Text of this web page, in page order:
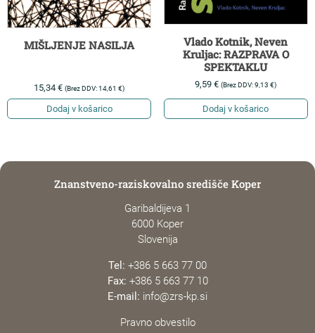
MIŠLJENJE NASILJA
15,34€ (Brez DDV:14,61€)
Dodaj v košarico
Vlado Kotnik, Neven
Kruljac: RAZPRAVA O
SPEKTAKLU
9,59€ (Brez DDV:9,13€)
Dodaj v košarico
Znanstveno-raziskovalno središče Koper
Garibaldijeva 1
6000 Koper
Slovenija
Tel: +386 5 663 77 00
Fax: +386 5 663 77 10
E-mail: info@zrs-kp.si
Pravno obvestilo